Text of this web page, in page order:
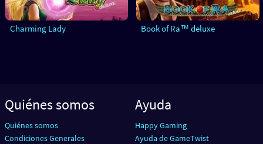
Charming Lady Book of Ra™ deluxe
Quiénes somos
Quiénes somos
Condiciones Generales
Ayuda
Happy Gaming
Ayuda de GameTwist